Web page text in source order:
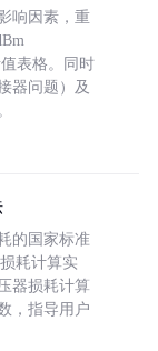
响因素，重
表格。同时
器问题）及
的国家标准
耗计算实
器损耗计算
，指导用户